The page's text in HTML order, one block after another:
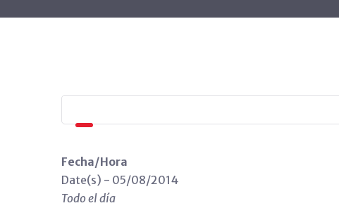
Fecha/Hora
Date(s) - 05/08/2014
Todo el día